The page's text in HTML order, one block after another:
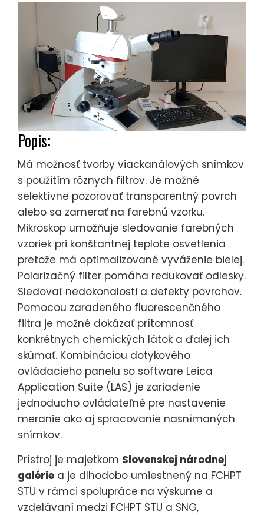
Popis:
Má možnosť tvorby viackanálových snímkov
s použitím rôznych filtrov. Je možné
selektívne pozorovať transparentný povrch
alebo sa zamerať na farebnú vzorku.
Mikroskop umožňuje sledovanie farebných
vzoriek pri konštantnej teplote osvetlenia
pretože má optimalizované vyváženie bielej.
Polarizačný filter pomáha redukovať odlesky.
Sledovať nedokonalosti a defekty povrchov.
Pomocou zaradeného fluorescenčného
filtra je možné dokázať prítomnosť
konkrétnych chemických látok a ďalej ich
skúmať. Kombináciou dotykového
ovládacieho panelu so software Leica
Application Suite (LAS) je zariadenie
jednoducho ovládateľné pre nastavenie
meranie ako aj spracovanie nasnímaných
snímkov.
Prístroj je majetkom Slovenskej národnej
galérie a je dlhodobo umiestnený na FCHPT
STU v rámci spolupráce na výskume a
vzdelávaní medzi FCHPT STU a SNG,